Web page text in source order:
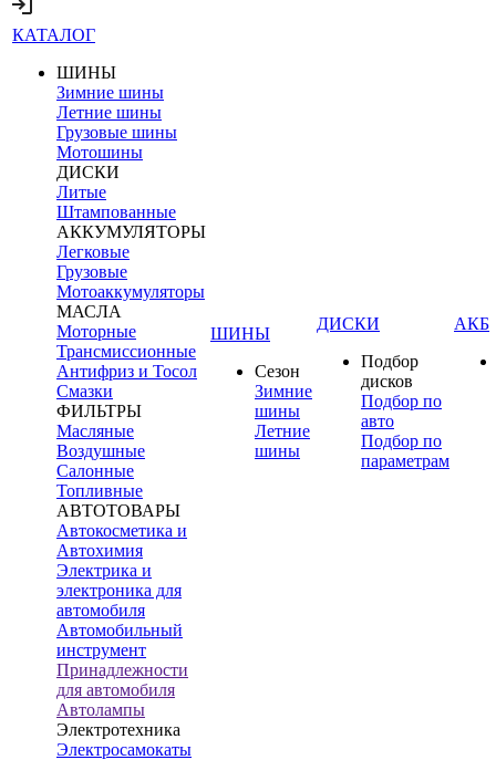
КАТАЛОГ
ШИНЫ
Зимние шины
Летние шины
Грузовые шины
Мотошины
ДИСКИ
Литые
Штампованные
АККУМУЛЯТОРЫ
Легковые
Грузовые
Мотоаккумуляторы
МАСЛА
Моторные
Трансмиссионные
Антифриз и Тосол
Смазки
ФИЛЬТРЫ
Масляные
Воздушные
Салонные
Топливные
АВТОТОВАРЫ
Автокосметика и
Автохимия
Электрика и
электроника для
автомобиля
Автомобильный
инструмент
Принадлежности
для автомобиля
Автолампы
Электротехника
Электросамокаты
ШИНЫ
Сезон
Зимние
шины
Летние
шины
ДИСКИ
Подбор
дисков
Подбор по
авто
Подбор по
параметрам
АКБ